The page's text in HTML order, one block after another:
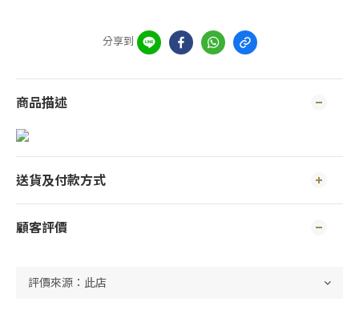
分享到
商品描述
送貨及付款方式
顧客評價